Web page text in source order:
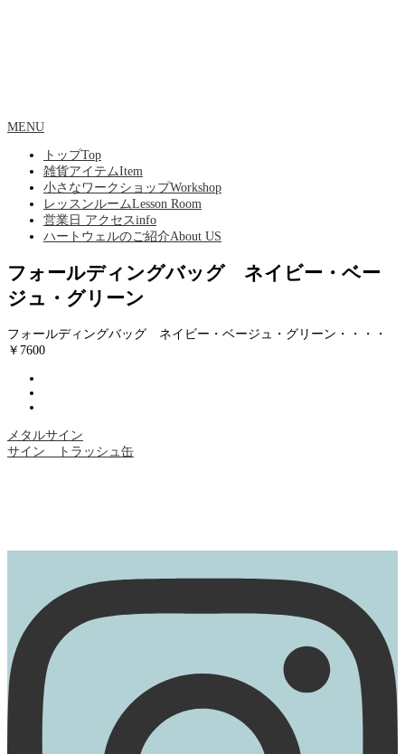
MENU
トップTop
雑貨アイテムItem
小さなワークショップWorkshop
レッスンルームLesson Room
営業日 アクセスinfo
ハートウェルのご紹介About US
フォールディングバッグ ネイビー・ベー
ジュ・グリーン
フォールディングバッグ ネイビー・ベージュ・グリーン・・・・
￥7600
メタルサイン
サイン トラッシュ缶